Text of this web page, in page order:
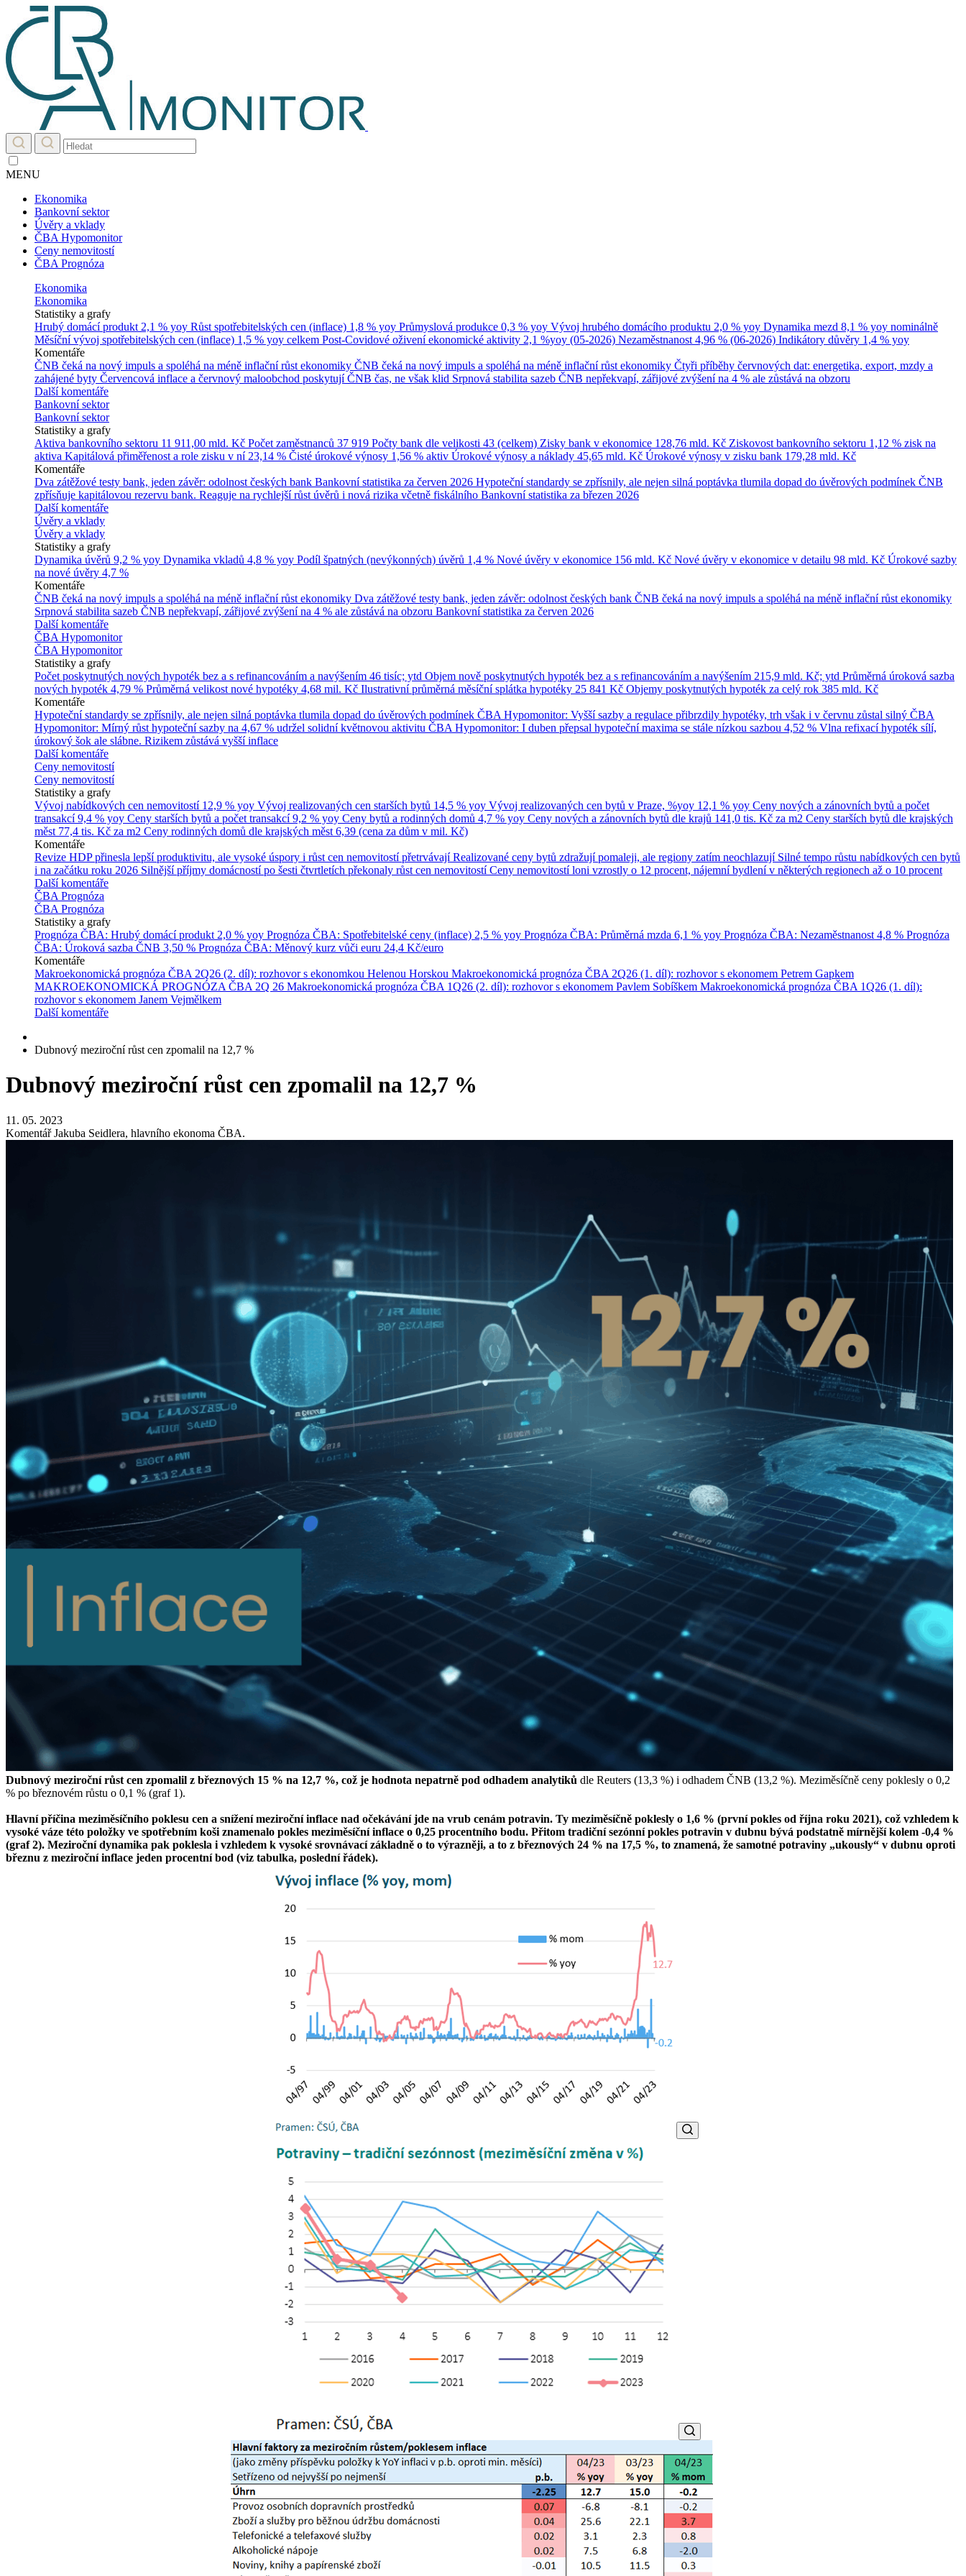
MENU
Ekonomika
Bankovní sektor
Úvěry a vklady
ČBA Hypomonitor
Ceny nemovitostí
ČBA Prognóza
Ekonomika
Ekonomika
Statistiky a grafy
Hrubý domácí produkt 2,1 % yoy Růst spotřebitelských cen (inflace) 1,8 % yoy Průmyslová produkce 0,3 % yoy Vývoj hrubého domácího produktu 2,0 % yoy Dynamika mezd 8,1 % yoy nominálně
Měsíční vývoj spotřebitelských cen (inflace) 1,5 % yoy celkem Post-Covidové oživení ekonomické aktivity 2,1 %yoy (05-2026) Nezaměstnanost 4,96 % (06-2026) Indikátory důvěry 1,4 % yoy
Komentáře
ČNB čeká na nový impuls a spoléhá na méně inflační růst ekonomiky ČNB čeká na nový impuls a spoléhá na méně inflační růst ekonomiky Čtyři příběhy červnových dat: energetika, export, mzdy a
zahájené byty Červencová inflace a červnový maloobchod poskytují ČNB čas, ne však klid Srpnová stabilita sazeb ČNB nepřekvapí, zářijové zvýšení na 4 % ale zůstává na obzoru
Další komentáře
Bankovní sektor
Bankovní sektor
Statistiky a grafy
Aktiva bankovního sektoru 11 911,00 mld. Kč Počet zaměstnanců 37 919 Počty bank dle velikosti 43 (celkem) Zisky bank v ekonomice 128,76 mld. Kč Ziskovost bankovního sektoru 1,12 % zisk na
aktiva Kapitálová přiměřenost a role zisku v ní 23,14 % Čisté úrokové výnosy 1,56 % aktiv Úrokové výnosy a náklady 45,65 mld. Kč Úrokové výnosy v zisku bank 179,28 mld. Kč
Komentáře
Dva zátěžové testy bank, jeden závěr: odolnost českých bank Bankovní statistika za červen 2026 Hypoteční standardy se zpřísnily, ale nejen silná poptávka tlumila dopad do úvěrových podmínek ČNB
zpřísňuje kapitálovou rezervu bank. Reaguje na rychlejší růst úvěrů i nová rizika včetně fiskálního Bankovní statistika za březen 2026
Další komentáře
Úvěry a vklady
Úvěry a vklady
Statistiky a grafy
Dynamika úvěrů 9,2 % yoy Dynamika vkladů 4,8 % yoy Podíl špatných (nevýkonných) úvěrů 1,4 % Nové úvěry v ekonomice 156 mld. Kč Nové úvěry v ekonomice v detailu 98 mld. Kč Úrokové sazby
na nové úvěry 4,7 %
Komentáře
ČNB čeká na nový impuls a spoléhá na méně inflační růst ekonomiky Dva zátěžové testy bank, jeden závěr: odolnost českých bank ČNB čeká na nový impuls a spoléhá na méně inflační růst ekonomiky
Srpnová stabilita sazeb ČNB nepřekvapí, zářijové zvýšení na 4 % ale zůstává na obzoru Bankovní statistika za červen 2026
Další komentáře
ČBA Hypomonitor
ČBA Hypomonitor
Statistiky a grafy
Počet poskytnutých nových hypoték bez a s refinancováním a navýšením 46 tisíc; ytd Objem nově poskytnutých hypoték bez a s refinancováním a navýšením 215,9 mld. Kč; ytd Průměrná úroková sazba
nových hypoték 4,79 % Průměrná velikost nové hypotéky 4,68 mil. Kč Ilustrativní průměrná měsíční splátka hypotéky 25 841 Kč Objemy poskytnutých hypoték za celý rok 385 mld. Kč
Komentáře
Hypoteční standardy se zpřísnily, ale nejen silná poptávka tlumila dopad do úvěrových podmínek ČBA Hypomonitor: Vyšší sazby a regulace přibrzdily hypotéky, trh však i v červnu zůstal silný ČBA
Hypomonitor: Mírný růst hypoteční sazby na 4,67 % udržel solidní květnovou aktivitu ČBA Hypomonitor: I duben přepsal hypoteční maxima se stále nízkou sazbou 4,52 % Vlna refixací hypoték sílí,
úrokový šok ale slábne. Rizikem zůstává vyšší inflace
Další komentáře
Ceny nemovitostí
Ceny nemovitostí
Statistiky a grafy
Vývoj nabídkových cen nemovitostí 12,9 % yoy Vývoj realizovaných cen starších bytů 14,5 % yoy Vývoj realizovaných cen bytů v Praze, %yoy 12,1 % yoy Ceny nových a zánovních bytů a počet
transakcí 9,4 % yoy Ceny starších bytů a počet transakcí 9,2 % yoy Ceny bytů a rodinných domů 4,7 % yoy Ceny nových a zánovních bytů dle krajů 141,0 tis. Kč za m2 Ceny starších bytů dle krajských
měst 77,4 tis. Kč za m2 Ceny rodinných domů dle krajských měst 6,39 (cena za dům v mil. Kč)
Komentáře
Revize HDP přinesla lepší produktivitu, ale vysoké úspory i růst cen nemovitostí přetrvávají Realizované ceny bytů zdražují pomaleji, ale regiony zatím neochlazují Silné tempo růstu nabídkových cen bytů
i na začátku roku 2026 Silnější příjmy domácností po šesti čtvrtletích překonaly růst cen nemovitostí Ceny nemovitostí loni vzrostly o 12 procent, nájemní bydlení v některých regionech až o 10 procent
Další komentáře
ČBA Prognóza
ČBA Prognóza
Statistiky a grafy
Prognóza ČBA: Hrubý domácí produkt 2,0 % yoy Prognóza ČBA: Spotřebitelské ceny (inflace) 2,5 % yoy Prognóza ČBA: Průměrná mzda 6,1 % yoy Prognóza ČBA: Nezaměstnanost 4,8 % Prognóza
ČBA: Úroková sazba ČNB 3,50 % Prognóza ČBA: Měnový kurz vůči euru 24,4 Kč/euro
Komentáře
Makroekonomická prognóza ČBA 2Q26 (2. díl): rozhovor s ekonomkou Helenou Horskou Makroekonomická prognóza ČBA 2Q26 (1. díl): rozhovor s ekonomem Petrem Gapkem
MAKROEKONOMICKÁ PROGNÓZA ČBA 2Q 26 Makroekonomická prognóza ČBA 1Q26 (2. díl): rozhovor s ekonomem Pavlem Sobíškem Makroekonomická prognóza ČBA 1Q26 (1. díl):
rozhovor s ekonomem Janem Vejmělkem
Další komentáře
Dubnový meziroční růst cen zpomalil na 12,7 %
Dubnový meziroční růst cen zpomalil na 12,7 %
11. 05. 2023
Komentář Jakuba Seidlera, hlavního ekonoma ČBA.
Dubnový meziroční růst cen zpomalil z březnových 15 % na 12,7 %, což je hodnota nepatrně pod odhadem analytiků dle Reuters (13,3 %) i odhadem ČNB (13,2 %). Meziměsíčně ceny poklesly o 0,2
% po březnovém růstu o 0,1 % (graf 1).
Hlavní příčina meziměsíčního poklesu cen a snížení meziroční inflace nad očekávání jde na vrub cenám potravin. Ty meziměsíčně poklesly o 1,6 % (první pokles od října roku 2021), což vzhledem k
vysoké váze této položky ve spotřebním koši znamenalo pokles meziměsíční inflace o 0,25 procentního bodu. Přitom tradiční sezónní pokles potravin v dubnu bývá podstatně mírnější kolem -0,4 %
(graf 2). Meziroční dynamika pak poklesla i vzhledem k vysoké srovnávací základně o to výrazněji, a to z březnových 24 % na 17,5 %, to znamená, že samotné potraviny „ukously“ v dubnu oproti
březnu z meziroční inflace jeden procentní bod (viz tabulka, poslední řádek).